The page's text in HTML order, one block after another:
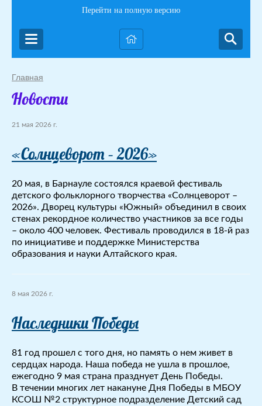
Перейти на полную версию
Главная
Новости
21 мая 2026 г.
«Солнцеворот – 2026»
20 мая, в Барнауле состоялся краевой фестиваль
детского фольклорного творчества «Солнцеворот –
2026». Дворец культуры «Южный» объединил в своих
стенах рекордное количество участников за все годы
– около 400 человек. Фестиваль проводился в 18-й раз
по инициативе и поддержке Министерства
образования и науки Алтайского края.
8 мая 2026 г.
Наследники Победы
81 год прошел с того дня, но память о нем живет в
сердцах народа. Наша победа не ушла в прошлое,
ежегодно 9 мая страна празднует День Победы.
В течении многих лет накануне Дня Победы в МБОУ
КСОШ №2 структурное подразделение Детский сад